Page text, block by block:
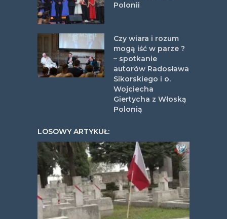
Polonii
Czy wiara i rozum
mogą iść w parze ?
– spotkanie
autorów Radosława
Sikorskiego i o.
Wojciecha
Giertycha z Włoską
Polonią
LOSOWY ARTYKUŁ: